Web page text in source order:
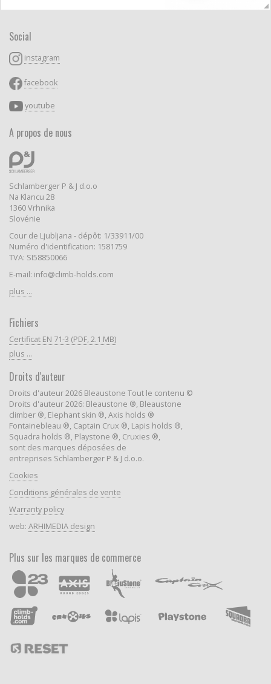
Social
instagram
facebook
youtube
A propos de nous
Schlamberger P & J d.o.o
Na Klancu 28
1360 Vrhnika
Slovénie
Cour de Ljubljana - dépôt: 1/33911/00
Numéro d'identification: 1581759
TVA: SI58850066
E-mail: info@climb-holds.com
plus ...
Fichiers
Certificat EN 71-3 (PDF, 2.1 MB)
plus ...
Droits d'auteur
Droits d'auteur 2026 Bleaustone Tout le contenu ©
Droits d'auteur 2026: Bleaustone ®, Bleaustone
climber ®, Elephant skin ®, Axis holds ®
Fontainebleau ®, Captain Crux ®, Lapis holds ®,
Squadra holds ®, Playstone ®, Cruxies ®,
sont des marques déposées de
entreprises Schlamberger P & J d.o.o.
Cookies
Conditions générales de vente
Warranty policy
web: ARHIMEDIA design
Plus sur les marques de commerce